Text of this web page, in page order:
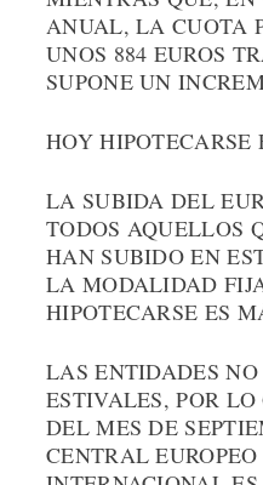
ANUAL, LA CUOTA
UNOS 884 EUROS
SUPONE UN
HOY HIPOTECARSE
LA SUBIDA DEL
TODOS AQUELLOS
HAN SUBIDO EN
LA MODALIDAD
HIPOTECARSE ES
LAS ENTIDADES
ESTIVALES, POR
DEL MES DE
CENTRAL